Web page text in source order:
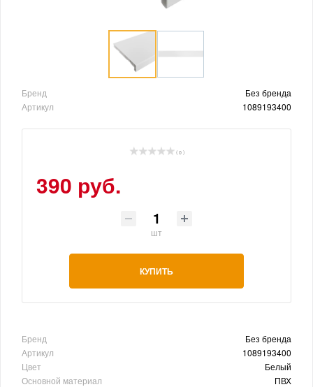
Бренд
Без бренда
Артикул
1089193400
( 0 )
390 руб.
шт
КУПИТЬ
Бренд
Без бренда
Артикул
1089193400
Цвет
Белый
Основной материал
ПВХ